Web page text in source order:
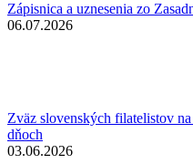
Zápisnica a uznesenia zo
06.07.2026
Zväz slovenských filatelistov
dňoch
03.06.2026